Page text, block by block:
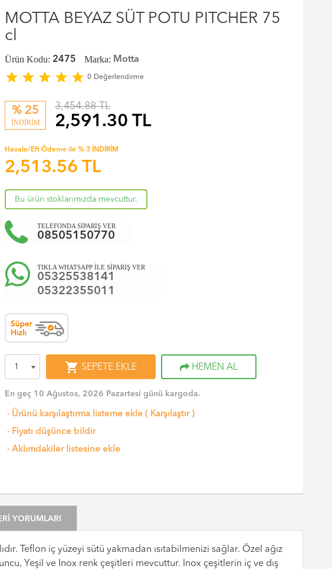
MOTTA BEYAZ SÜT POTU PITCHER 75
cl
Ürün Kodu: 2475 Marka: Motta
star star star star star 0 Değerlendirme
% 25
İNDİRİM
3,454.88 TL
2,591.30 TL
Havale/Eft Ödeme ile % 3 İNDİRİM
2,513.56 TL
Bu ürün stoklarımızda mevcuttur.
TELEFONDA SİPARİŞ VER
08505150770
TIKLA WHATSAPP İLE SİPARİŞ VER
05325538141
05322355011
shopping_cart SEPETE EKLE HEMEN AL
En geç 10 Ağustos, 2026 Pazartesi günü kargoda.
· Ürünü karşılaştırma listeme ekle ( Karşılaştır)
· Fiyatı düşünce bildir
·Aklımdakiler listesine ekle
YORUMLARI
Teflon iç yüzeyi sütü yakmadan ısıtabilmenizi sağlar. Özel ağız
Yeşil ve Inox renk çeşitleri mevcuttur. Inox çeşitlerin iç ve dış